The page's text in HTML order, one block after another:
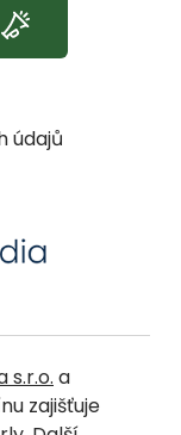
údajů
s.r.o. a
zajišťuje